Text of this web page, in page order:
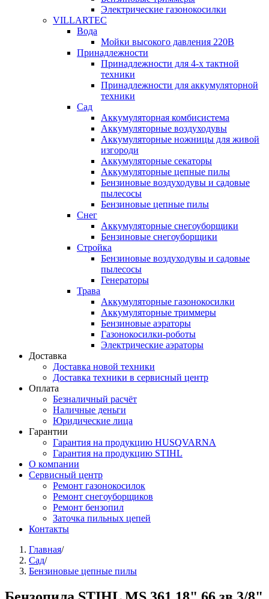
Электрические газонокосилки
VILLARTEC
Вода
Мойки высокого давления 220В
Принадлежности
Принадлежности для 4-х тактной
техники
Принадлежности для аккумуляторной
техники
Сад
Аккумуляторная комбисистема
Аккумуляторные воздуходувы
Аккумуляторные ножницы для живой
изгороди
Аккумуляторные секаторы
Аккумуляторные цепные пилы
Бензиновые воздуходувы и садовые
пылесосы
Бензиновые цепные пилы
Снег
Аккумуляторные снегоуборщики
Бензиновые снегоуборщики
Стройка
Бензиновые воздуходувы и садовые
пылесосы
Генераторы
Трава
Аккумуляторные газонокосилки
Аккумуляторные триммеры
Бензиновые аэраторы
Газонокосилки-роботы
Электрические аэраторы
Доставка
Доставка новой техники
Доставка техники в сервисный центр
Оплата
Безналичный расчёт
Наличные деньги
Юридические лица
Гарантии
Гарантия на продукцию HUSQVARNA
Гарантия на продукцию STIHL
О компании
Сервисный центр
Ремонт газонокосилок
Ремонт снегоуборщиков
Ремонт бензопил
Заточка пильных цепей
Контакты
Вы здесьГлавная/
Сад/
Бензиновые цепные пилы